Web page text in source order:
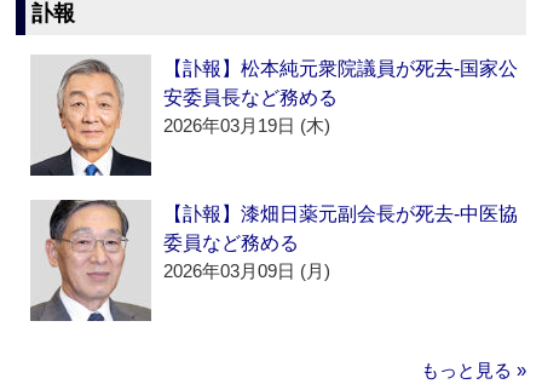
訃報
【訃報】松本純元衆院議員が死去‐国家公
安委員長など務める
2026年03月19日 (木)
【訃報】漆畑日薬元副会長が死去‐中医協
委員など務める
2026年03月09日 (月)
もっと見る »